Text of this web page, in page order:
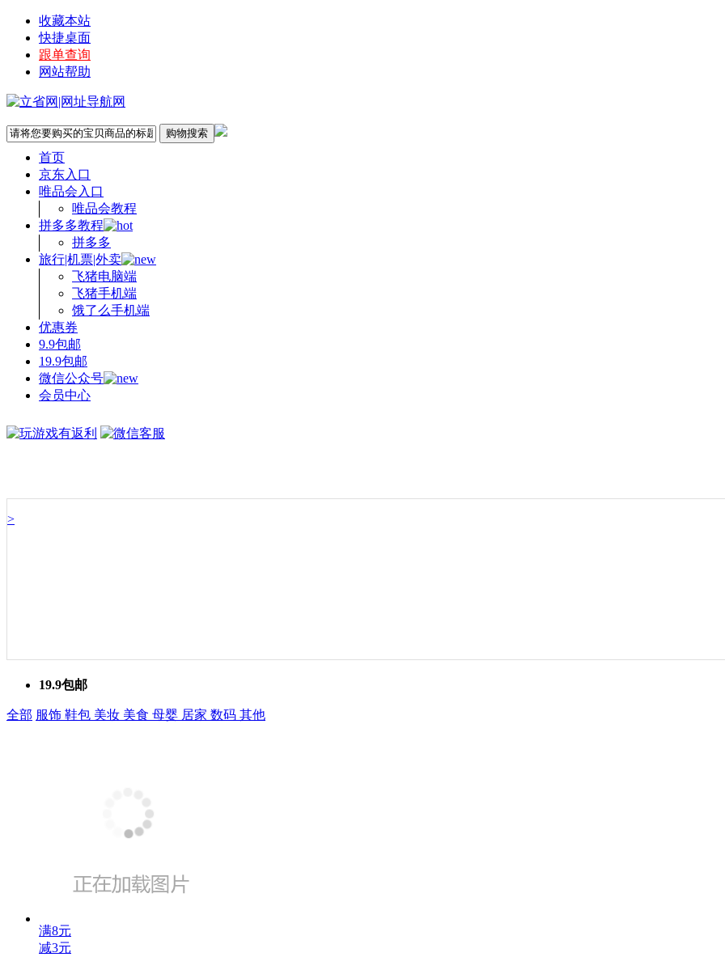
收藏本站
快捷桌面
跟单查询
网站帮助
首页
京东入口
唯品会入口
唯品会教程
拼多多教程
拼多多
旅行|机票|外卖
飞猪电脑端
飞猪手机端
饿了么手机端
优惠券
9.9包邮
19.9包邮
微信公众号
会员中心
>
19.9包邮
全部 服饰 鞋包 美妆 美食 母婴 居家 数码 其他
满8元
减3元